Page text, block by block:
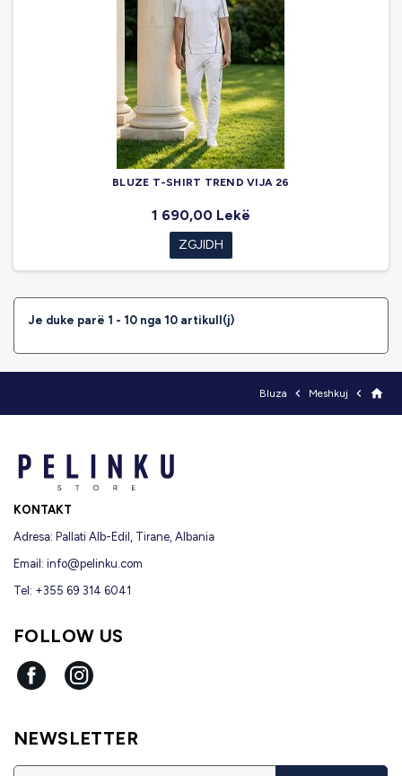
BLUZE T-SHIRT TREND VIJA 26
1 690,00 Lekë
ZGJIDH
Je duke parë 1 - 10 nga 10 artikull(j)
home

Meshkuj

Bluza
KONTAKT
Adresa: Pallati Alb-Edil, Tirane, Albania
Email: info@pelinku.com
Tel: +355 69 314 6041
FOLLOW US
Facebook
NEWSLETTER